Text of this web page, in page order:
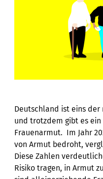
Deutschland ist eins
und trotzdem gibt es ein
Frauenarmut. Im Jahr
von Armut bedroht,
Diese Zahlen
Risiko tragen, in Armut